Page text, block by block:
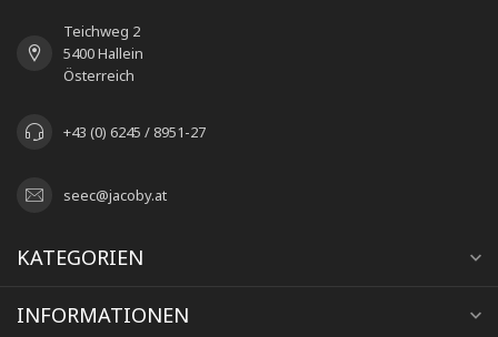
Teichweg 2
5400 Hallein
Österreich
+43 (0) 6245 / 8951-27
seec@jacoby.at
KATEGORIEN
INFORMATIONEN